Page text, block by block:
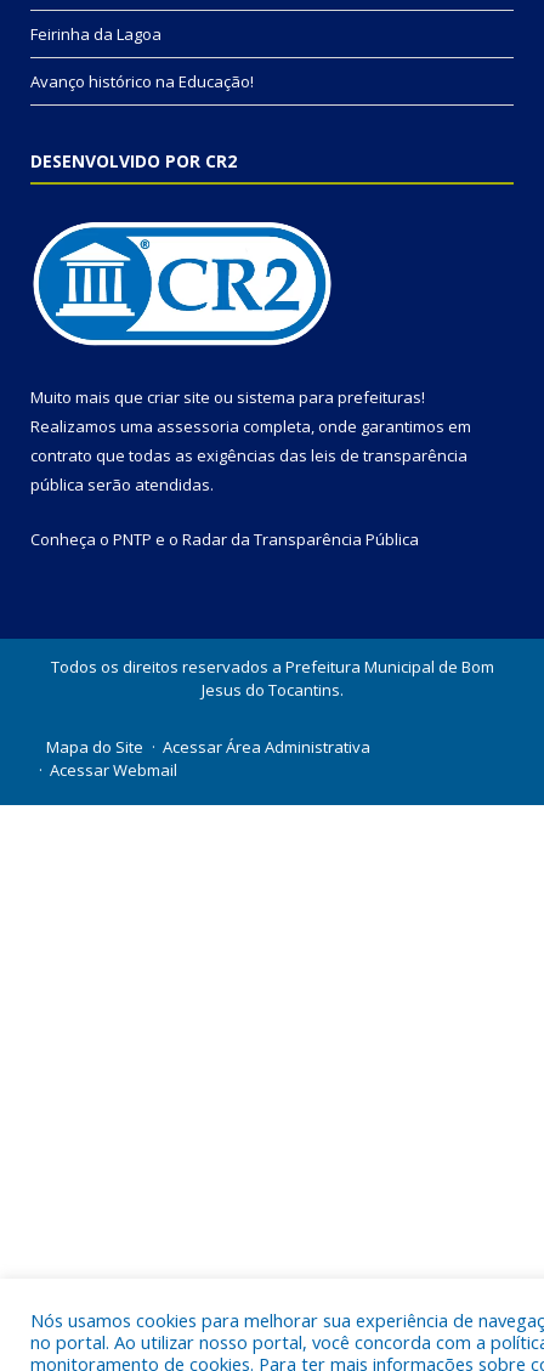
Feirinha da Lagoa
Avanço histórico na Educação!
DESENVOLVIDO POR CR2
Muito mais que criar site ou sistema para prefeituras!
Realizamos uma assessoria completa, onde garantimos em
contrato que todas as exigências das leis de transparência
pública serão atendidas.
Conheça o PNTP e o Radar da Transparência Pública
Todos os direitos reservados a Prefeitura Municipal de Bom
Jesus do Tocantins.
Mapa do Site
Acessar Área Administrativa
Acessar Webmail
Nós usamos cookies para melhorar sua experiência de
no portal. Ao utilizar nosso portal, você concorda com a
monitoramento de cookies. Para ter mais informações sobre